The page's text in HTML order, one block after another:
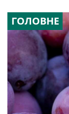
ГОЛОВНЕ